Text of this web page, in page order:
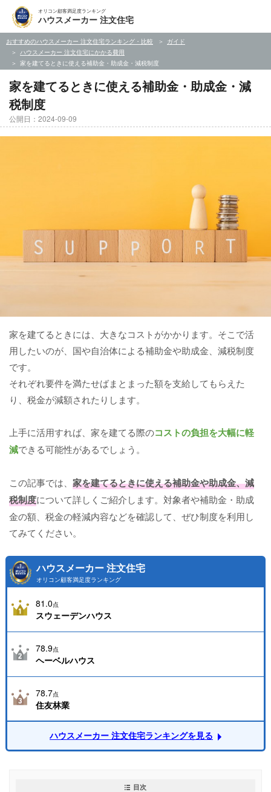
オリコン顧客満足度ランキング
ハウスメーカー 注文住宅
おすすめのハウスメーカー 注文住宅ランキング・比較
ガイド
ハウスメーカー 注文住宅にかかる費用
家を建てるときに使える補助金・助成金・減税制度
家を建てるときに使える補助金・助成金・減
税制度
公開日：2024-09-09
家を建てるときには、大きなコストがかかります。そこで活
用したいのが、国や自治体による補助金や助成金、減税制度
です。
それぞれ要件を満たせばまとまった額を支給してもらえた
り、税金が減額されたりします。
上手に活用すれば、家を建てる際のコストの負担を大幅に軽
減できる可能性があるでしょう。
この記事では、 家を建てるときに使える補助金や助成金、減
税制度について詳しくご紹介します。対象者や補助金・助成
金の額、税金の軽減内容などを確認して、ぜひ制度を利用し
てみてください。
ハウスメーカー 注文住宅
オリコン顧客満足度ランキング
81.0点
スウェーデンハウス
78.9点
ヘーベルハウス
78.7点
住友林業
ハウスメーカー 注文住宅ランキングを見る
目次